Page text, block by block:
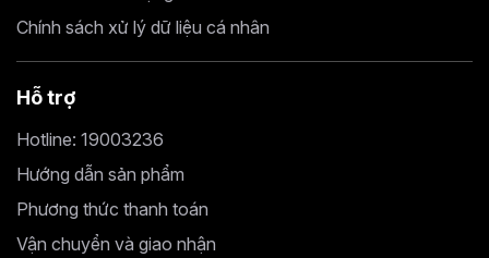
Chính sách xử lý dữ liệu cá nhân
Hỗ trợ
Hotline: 19003236
Hướng dẫn sản phẩm
Phương thức thanh toán
Vận chuyển và giao nhận